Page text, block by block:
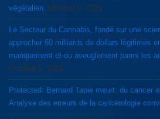
végétalien. October 6, 2021
Le Secteur du Cannabis, fondé sur une
approcher 60 milliards de dollars légitimes
manquement et-ou aveuglement parmi les
October 5, 2021
Protected: Bernard Tapie meurt: du cancer
Analyse des erreurs de la cancérologie